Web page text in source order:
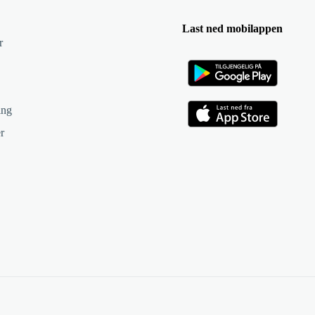
Last ned mobilappen